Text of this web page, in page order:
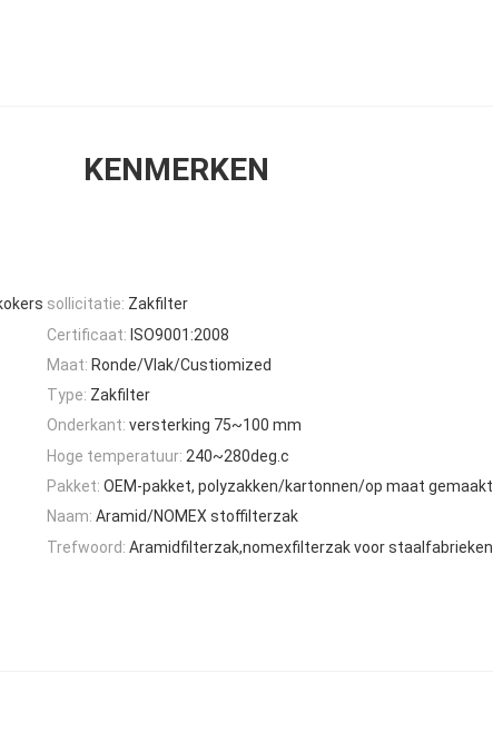
KENMERKEN
sollicitatie: Zakfilter
Certificaat: ISO9001:2008
Maat: Ronde/Vlak/Custiomized
Type: Zakfilter
Onderkant: versterking 75~100 mm
Hoge temperatuur: 240~280deg.c
Pakket: OEM-pakket, polyzakken/kartonnen/op maat gemaakt
Naam: Aramid/NOMEX stoffilterzak
Trefwoord: Aramidfilterzak,nomexfilterzak voor staalfabrieken